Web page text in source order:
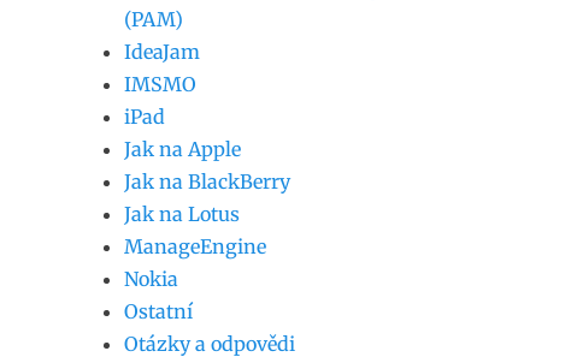
(PAM)
IdeaJam
IMSMO
iPad
Jak na Apple
Jak na BlackBerry
Jak na Lotus
ManageEngine
Nokia
Ostatní
Otázky a odpovědi